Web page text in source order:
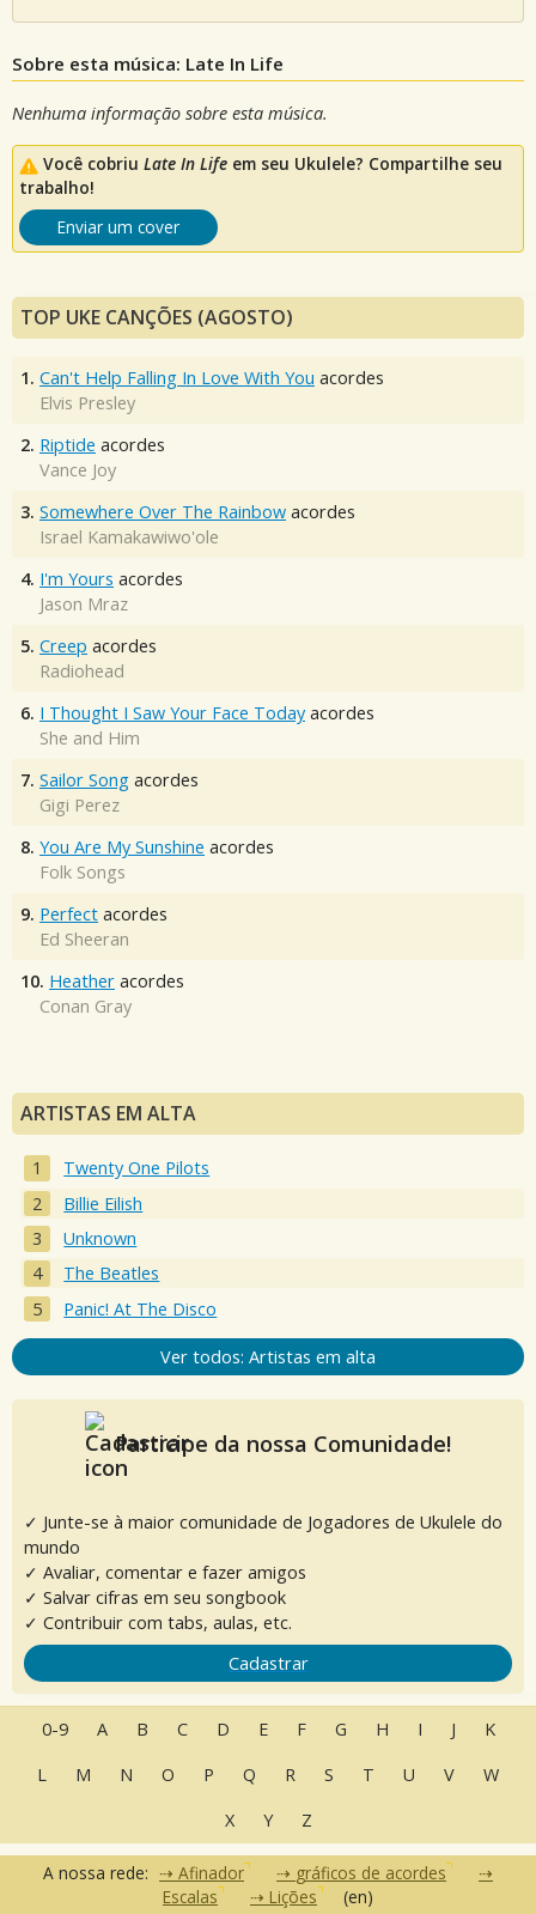
Sobre esta música: Late In Life
Nenhuma informação sobre esta música.
Você cobriu Late In Life em seu Ukulele? Compartilhe seu
trabalho!
Enviar um cover
TOP UKE CANÇÕES (AGOSTO)
1. Can't Help Falling In Love With You acordes
Elvis Presley
2. Riptide acordes
Vance Joy
3. Somewhere Over The Rainbow acordes
Israel Kamakawiwo'ole
4. I'm Yours acordes
Jason Mraz
5. Creep acordes
Radiohead
6. I Thought I Saw Your Face Today acordes
She and Him
7. Sailor Song acordes
Gigi Perez
8. You Are My Sunshine acordes
Folk Songs
9. Perfect acordes
Ed Sheeran
10. Heather acordes
Conan Gray
ARTISTAS EM ALTA
Twenty One Pilots
Billie Eilish
Unknown
The Beatles
Panic! At The Disco
Ver todos: Artistas em alta
Participe da nossa Comunidade!
✓ Junte-se à maior comunidade de Jogadores de Ukulele do
mundo
✓ Avaliar, comentar e fazer amigos
✓ Salvar cifras em seu songbook
✓ Contribuir com tabs, aulas, etc.
Cadastrar
0-9 A B C D E F G H I J
K
L
M N O P Q R S T U V
W
X
Y Z
A nossa rede: Afinador
gráficos de acordes
Escalas
Lições (en)